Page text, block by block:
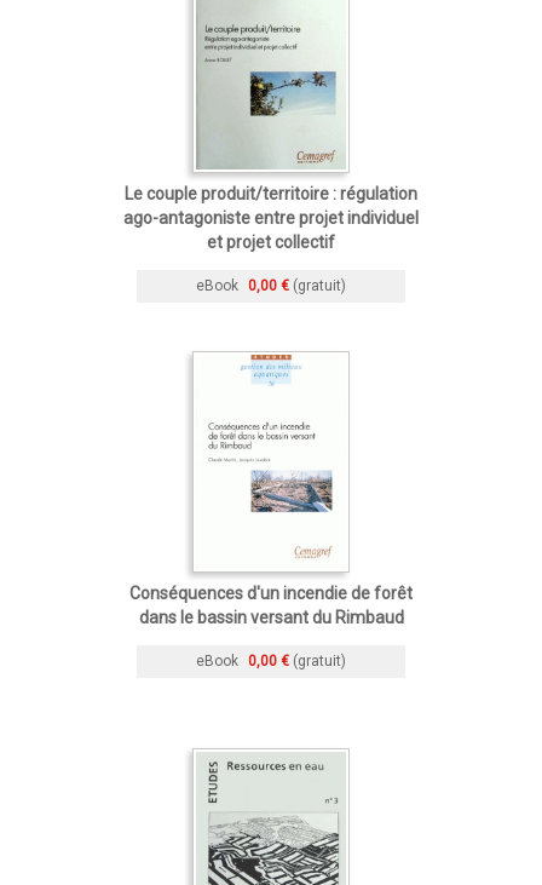
Le couple produit/territoire : régulation
ago-antagoniste entre projet individuel
et projet collectif
eBook 0,00 € (gratuit)
Conséquences d'un incendie de forêt
dans le bassin versant du Rimbaud
eBook 0,00 € (gratuit)